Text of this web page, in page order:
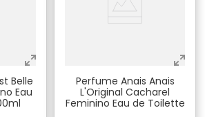
Belle
Eau
Perfume Anais Anais
L'Original Cacharel
Feminino Eau de Toilette